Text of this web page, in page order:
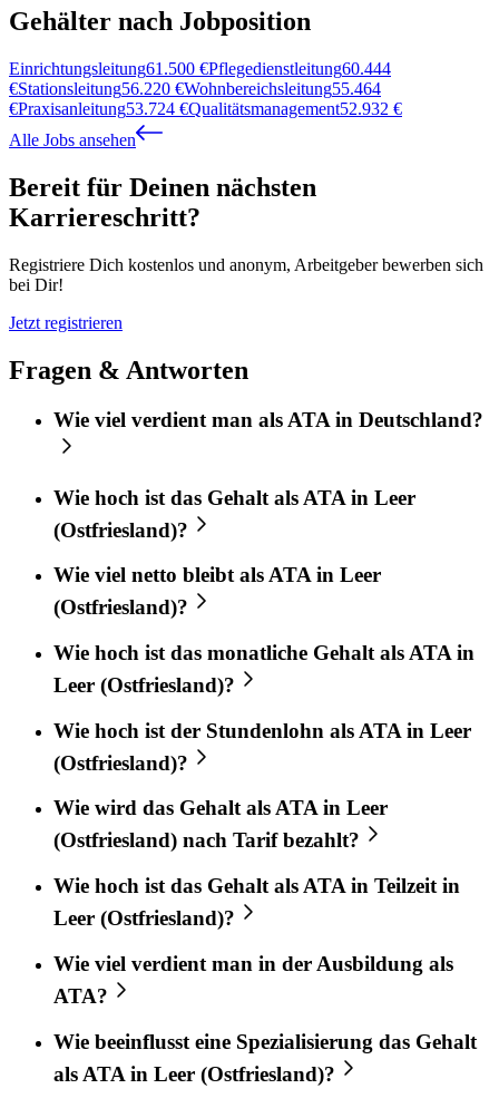
Gehälter nach Jobposition
Einrichtungsleitung61.500 €Pflegedienstleitung60.444
€Stationsleitung56.220 €Wohnbereichsleitung55.464
€Praxisanleitung53.724 €Qualitätsmanagement52.932 €
Alle Jobs ansehen
Bereit für Deinen nächsten
Karriereschritt?
Registriere Dich kostenlos und anonym, Arbeitgeber bewerben sich
bei Dir!
Jetzt registrieren
Fragen & Antworten
Wie viel verdient man als ATA in Deutschland?
Wie hoch ist das Gehalt als ATA in Leer
(Ostfriesland)?
Wie viel netto bleibt als ATA in Leer
(Ostfriesland)?
Wie hoch ist das monatliche Gehalt als ATA in
Leer (Ostfriesland)?
Wie hoch ist der Stundenlohn als ATA in Leer
(Ostfriesland)?
Wie wird das Gehalt als ATA in Leer
(Ostfriesland) nach Tarif bezahlt?
Wie hoch ist das Gehalt als ATA in Teilzeit in
Leer (Ostfriesland)?
Wie viel verdient man in der Ausbildung als
ATA?
Wie beeinflusst eine Spezialisierung das Gehalt
als ATA in Leer (Ostfriesland)?